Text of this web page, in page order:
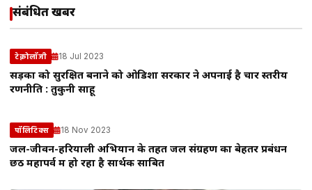
संबंधित खबरें
टेक्नोलॉजी 18 Jul 2023
सड़कों को सुरक्षित बनाने को ओडिशा सरकार ने अपनाई है चार स्तरीय
रणनीति : तुकुनी साहू
पॉलिटिक्स 18 Nov 2023
जल-जीवन-हरियाली अभियान के तहत जल संग्रहण का बेहतर प्रबंधन
छठ महापर्व में हो रहा है सार्थक साबित